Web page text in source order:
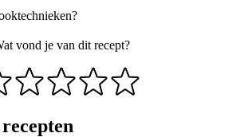
?
vond je van dit recept?